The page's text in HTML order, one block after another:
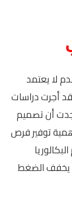
لا يعتمد
قد أجرت دراسات
أن تصميم
توفير فرص
يخفف الضغط